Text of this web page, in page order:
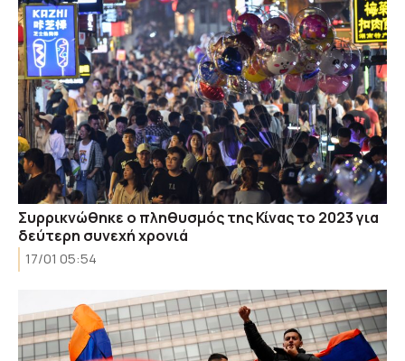
Συρρικνώθηκε ο πληθυσμός της Κίνας το 2023 για
δεύτερη συνεχή χρονιά
17/01 05:54